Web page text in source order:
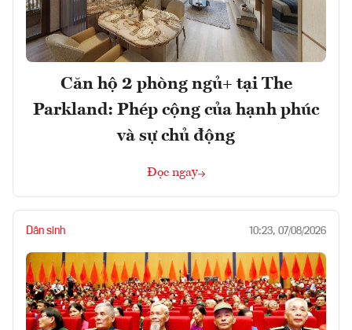
Căn hộ 2 phòng ngủ+ tại The
Parkland: Phép cộng của hạnh phúc
và sự chủ động
Đọc ngay
Dân sinh 10:23, 07/08/2026